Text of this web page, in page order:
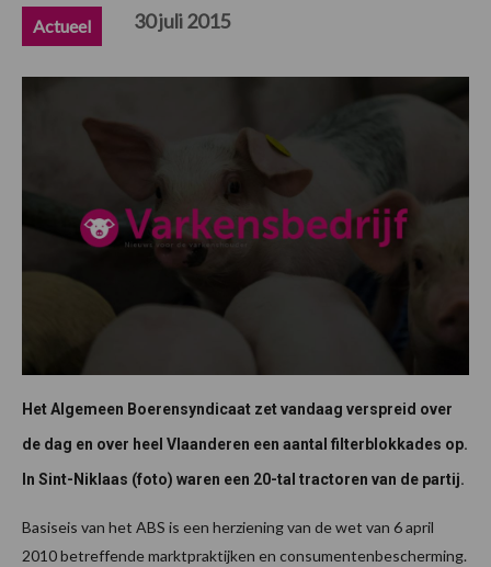
Actueel 30 juli 2015
Het Algemeen Boerensyndicaat zet vandaag verspreid over
de dag en over heel Vlaanderen een aantal filterblokkades op.
In Sint-Niklaas (foto) waren een 20-tal tractoren van de partij.
Basiseis van het ABS is een herziening van de wet van 6 april
2010 betreffende marktpraktijken en consumentenbescherming.